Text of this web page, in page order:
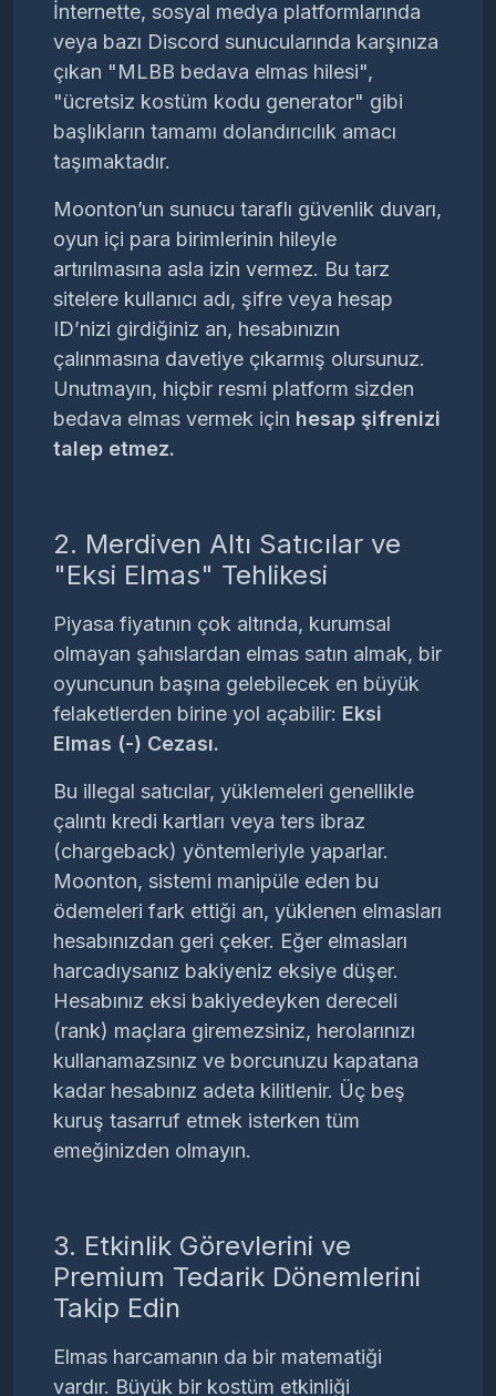
İnternette, sosyal medya platformlarında
veya bazı Discord sunucularında karşınıza
çıkan "MLBB bedava elmas hilesi",
"ücretsiz kostüm kodu generator" gibi
başlıkların tamamı dolandırıcılık amacı
taşımaktadır.
Moonton’un sunucu taraflı güvenlik duvarı,
oyun içi para birimlerinin hileyle
artırılmasına asla izin vermez. Bu tarz
sitelere kullanıcı adı, şifre veya hesap
ID’nizi girdiğiniz an, hesabınızın
çalınmasına davetiye çıkarmış olursunuz.
Unutmayın, hiçbir resmi platform sizden
bedava elmas vermek için hesap şifrenizi
talep etmez.
2. Merdiven Altı Satıcılar ve
"Eksi Elmas" Tehlikesi
Piyasa fiyatının çok altında, kurumsal
olmayan şahıslardan elmas satın almak, bir
oyuncunun başına gelebilecek en büyük
felaketlerden birine yol açabilir: Eksi
Elmas (-) Cezası.
Bu illegal satıcılar, yüklemeleri genellikle
çalıntı kredi kartları veya ters ibraz
(chargeback) yöntemleriyle yaparlar.
Moonton, sistemi manipüle eden bu
ödemeleri fark ettiği an, yüklenen elmasları
hesabınızdan geri çeker. Eğer elmasları
harcadıysanız bakiyeniz eksiye düşer.
Hesabınız eksi bakiyedeyken dereceli
(rank) maçlara giremezsiniz, herolarınızı
kullanamazsınız ve borcunuzu kapatana
kadar hesabınız adeta kilitlenir. Üç beş
kuruş tasarruf etmek isterken tüm
emeğinizden olmayın.
3. Etkinlik Görevlerini ve
Premium Tedarik Dönemlerini
Takip Edin
Elmas harcamanın da bir matematiği
vardır. Büyük bir kostüm etkinliği